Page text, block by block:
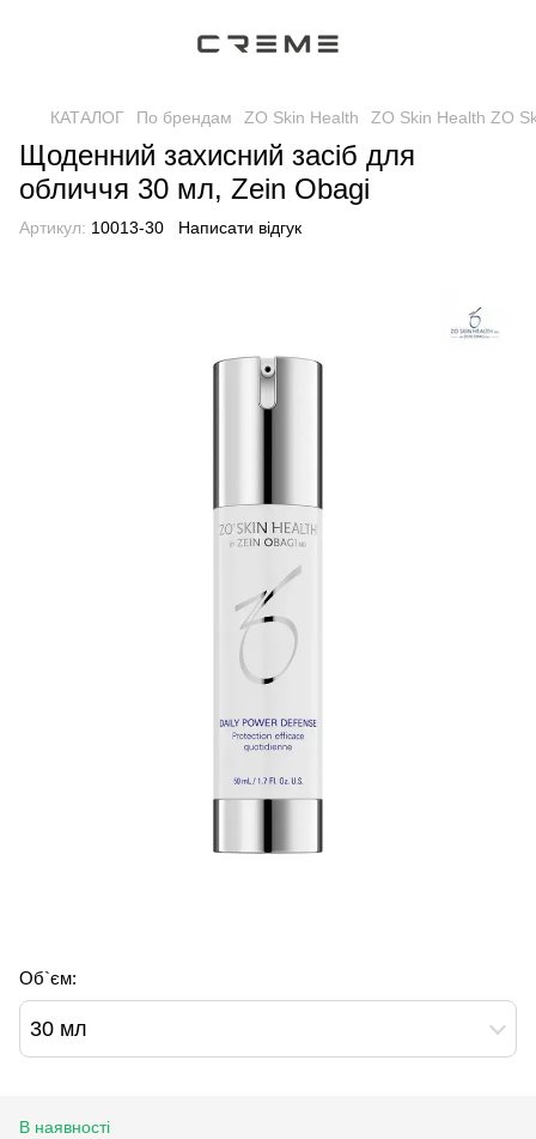
КАТАЛОГ По брендам ZO Skin Health ZO Skin Health ZO
Щоденний захисний засіб для
обличчя 30 мл, Zein Obagi
Артикул: 10013-30 Написати відгук
Об`єм:
30 мл
В наявності